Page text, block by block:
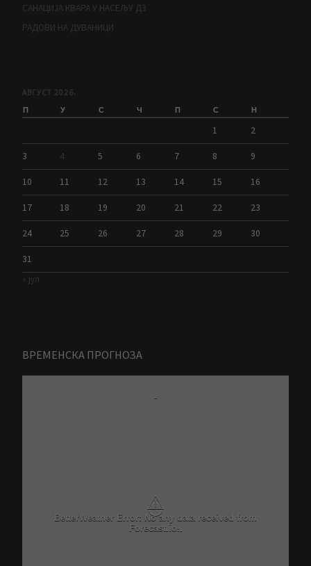
САНАЦИЈА КВАРА У НАСЕЉУ Д3
РАДОВИ НА ДУВАНИЦИ
АВГУСТ 2026.
П У С Ч П С Н
1 2
3 4 5 6 7 8 9
10 11 12 13 14 15 16
17 18 19 20 21 22 23
24 25 26 27 28 29 30
31
« јул
ВРЕМЕНСКА ПРОГНОЗА
-
⚠
Critical problem in Better Weather Ajax calls